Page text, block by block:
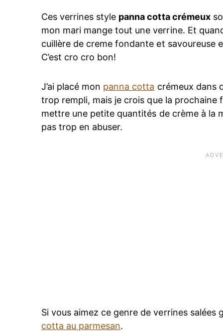
Ces verrines style panna cotta crémeux
mon mari mange tout une verrine. Et
cuillère de creme fondante et savoureuse
C’est cro cro bon!
J’ai placé mon panna cotta crémeux dans
trop rempli, mais je crois que la prochaine
mettre une petite quantités de crème à la
pas trop en abuser.
Si vous aimez ce genre de verrines
cotta au parmesan.